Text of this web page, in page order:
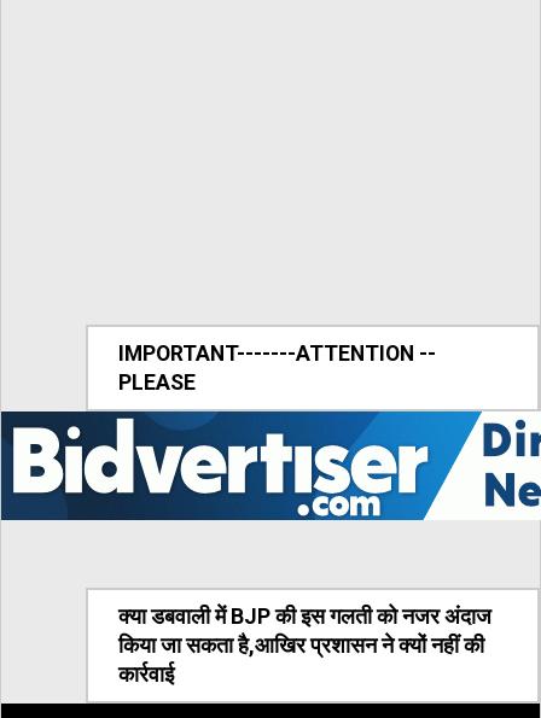
IMPORTANT-------ATTENTION --
PLEASE
क्या डबवाली में BJP की इस गलती को नजर अंदाज
किया जा सकता है,आखिर प्रशासन ने क्यों नहीं की
कार्रवाई